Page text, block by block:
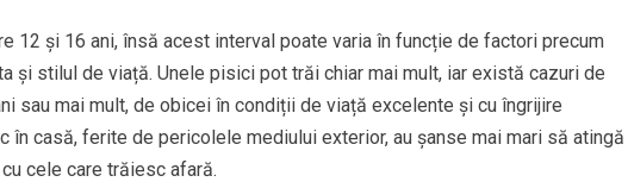
12 și 16 ani, însă acest interval poate varia în funcție de factori precum
și stilul de viață. Unele pisici pot trăi chiar mai mult, iar există cazuri de
sau mai mult, de obicei în condiții de viață excelente și cu îngrijire
în casă, ferite de pericolele mediului exterior, au șanse mai mari să atingă
cele care trăiesc afară.